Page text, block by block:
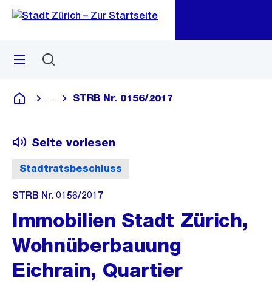
Navigation
Sprunglink
Menü
Deutsch
Blende alle Breadcrumbs ein
STRB Nr. 0156/2017
Stadtratsbeschluss
Seite vorlesen
STRB Nr. 0156/2017
Immobilien Stadt Zürich,
Wohnüberbauung
Eichrain, Quartier